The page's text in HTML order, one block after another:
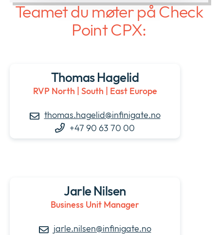
Teamet du møter på Check
Point CPX:
Thomas Hagelid
RVP North | South | East Europe
thomas.hagelid@infinigate.no
+47 90 63 70 00
Jarle Nilsen
Business Unit Manager
jarle.nilsen@infinigate.no